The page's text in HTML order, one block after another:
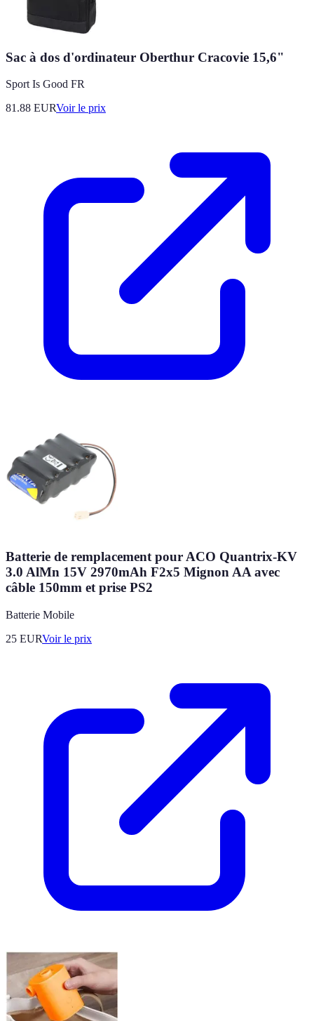
Sac à dos d'ordinateur Oberthur Cracovie 15,6"
Sport Is Good FR
81.88 EURVoir le prix
Batterie de remplacement pour ACO Quantrix-KV
3.0 AlMn 15V 2970mAh F2x5 Mignon AA avec
câble 150mm et prise PS2
Batterie Mobile
25 EURVoir le prix